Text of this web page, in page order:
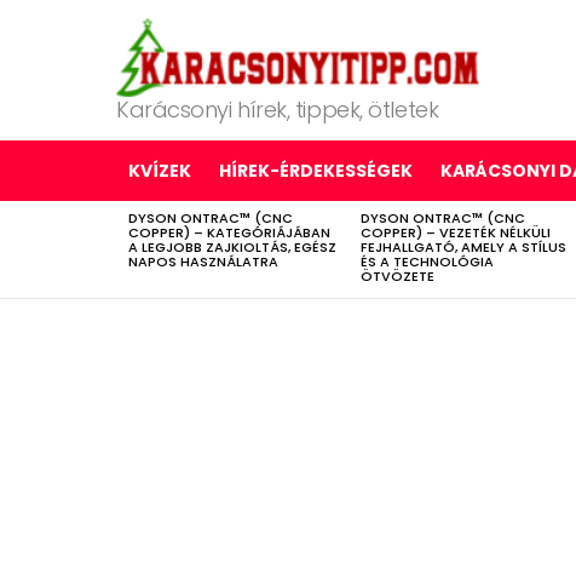
Karácsonyi hírek, tippek, ötletek
KVÍZEK HÍREK-ÉRDEKESSÉGEK KARÁCSONYI
LATEST
STORIES
DYSON ONTRAC™ (CNC
COPPER) – KATEGÓRIÁJÁBAN
A LEGJOBB ZAJKIOLTÁS, EGÉSZ
NAPOS HASZNÁLATRA
DYSON ONTRAC™ (CNC
COPPER) – VEZETÉK NÉLKÜLI
FEJHALLGATÓ, AMELY A STÍLUS
ÉS A TECHNOLÓGIA
ÖTVÖZETE